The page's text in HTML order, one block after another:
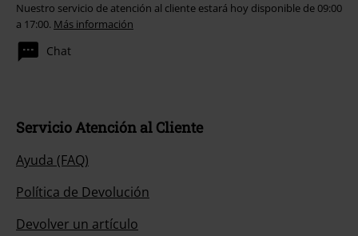
Nuestro servicio de atención al cliente estará hoy disponible de 09:00
a 17:00. Más información
Chat
Servicio Atención al Cliente
Ayuda (FAQ)
Política de Devolución
Devolver un artículo